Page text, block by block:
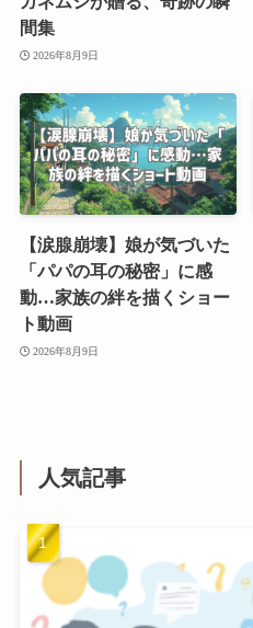
間集
2026年8月9日
【涙腺崩壊】娘が気づいた
「パパの耳の秘密」に感
動…家族の絆を描くショー
ト動画
2026年8月9日
人気記事